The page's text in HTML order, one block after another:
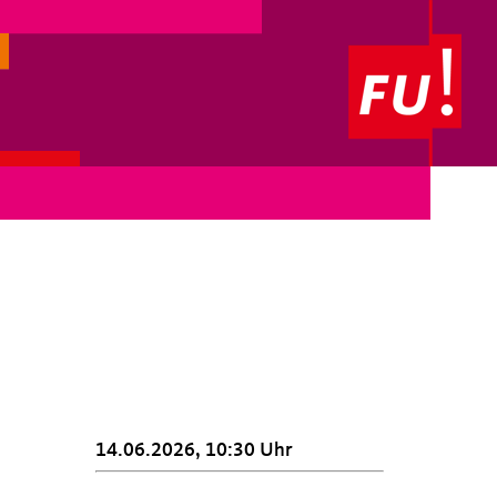
14.06.2026, 10:30 Uhr